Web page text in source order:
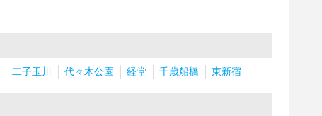
二子玉川 代々木公園 経堂 千歳船橋 東新宿